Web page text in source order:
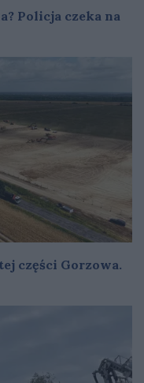
Policja czeka na
części Gorzowa.